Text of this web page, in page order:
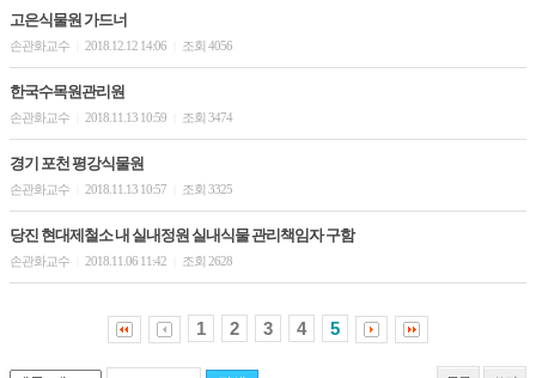
고은식물원 가드너
손관화교수 2018.12.12 14:06 조회 4056
한국수목원관리원
손관화교수 2018.11.13 10:59 조회 3474
경기 포천 평강식물원
손관화교수 2018.11.13 10:57 조회 3325
당진 현대제철소 내 실내정원 실내식물 관리책임자 구함
손관화교수 2018.11.06 11:42 조회 2628
1 2 3 4 5